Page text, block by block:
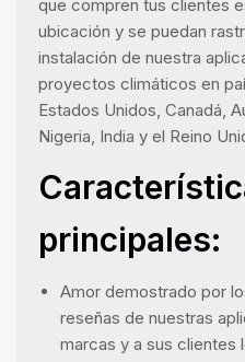
que compren tus clientes
ubicación y se puedan
instalación de nuestra
proyectos climáticos en
Estados Unidos, Canadá,
Nigeria, India y el Reino
principales:
Amor demostrado por
reseñas de nuestras
marcas y a sus clientes